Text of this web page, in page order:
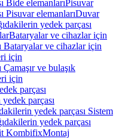
Bide elemanlarıPisuvar
Pisuvar elemanlarıDuvar
yedek parçası
Bataryalar ve cihazlar için
Bataryalar ve cihazlar için
için
ve bulaşık
için
parçası
parçası
yedek parçası Sistem
yedek parçası
KombifixMontaj